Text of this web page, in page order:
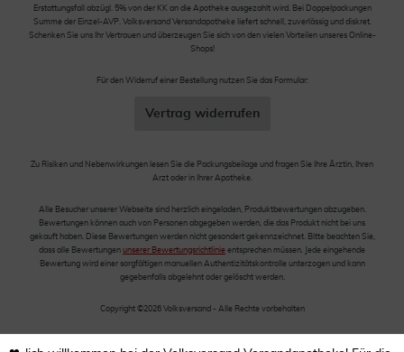
Erstattungsfall abzügl. 5% von der KK an die Apotheke ausgezahlt wird. Bei Doppelpackungen
Summe der Einzel-AVP. Volksversand Versandapotheke liefert schnell, zuverlässig und diskret.
Schenken Sie uns Ihr Vertrauen und überzeugen Sie sich von den vielen Vorteilen unseres Online-
Shops!
Für den Widerruf einer Bestellung nutzen Sie das Formular:
Vertrag widerrufen
Zu Risiken und Nebenwirkungen lesen Sie die Packungsbeilage und fragen Sie Ihre Ärztin, Ihren
Arzt oder in Ihrer Apotheke.
Alle Besucher unserer Webseite sind herzlich eingeladen, Produktbewertungen abzugeben.
Bewertungen können auch von Personen abgegeben werden, die das Produkt nicht bei uns
gekauft haben. Diese Bewertungen werden nicht gesondert gekennzeichnet. Bitte beachten Sie,
dass alle Bewertungen unserer Bewertungsrichtlinie entsprechen müssen. Jede eingehende
Bewertung wird einer sorgfältigen manuellen Authentizitätskontrolle unterzogen und kann
gegebenfalls abgelehnt oder gelöscht werden.
Copyright ©2026 Volksversand - Alle Rechte vorbehalten